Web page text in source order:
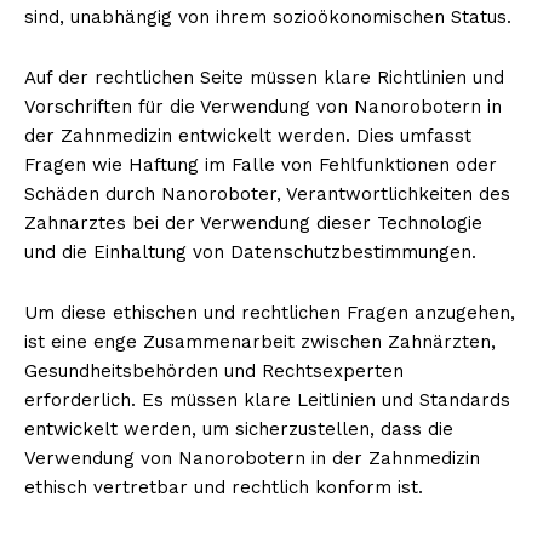
sind, unabhängig von ihrem sozioökonomischen Status.
Auf der rechtlichen Seite müssen klare Richtlinien und
Vorschriften für die Verwendung von Nanorobotern in
der Zahnmedizin entwickelt werden. Dies umfasst
Fragen wie Haftung im Falle von Fehlfunktionen oder
Schäden durch Nanoroboter, Verantwortlichkeiten des
Zahnarztes bei der Verwendung dieser Technologie
und die Einhaltung von Datenschutzbestimmungen.
Um diese ethischen und rechtlichen Fragen anzugehen,
ist eine enge Zusammenarbeit zwischen Zahnärzten,
Gesundheitsbehörden und Rechtsexperten
erforderlich. Es müssen klare Leitlinien und Standards
entwickelt werden, um sicherzustellen, dass die
Verwendung von Nanorobotern in der Zahnmedizin
ethisch vertretbar und rechtlich konform ist.